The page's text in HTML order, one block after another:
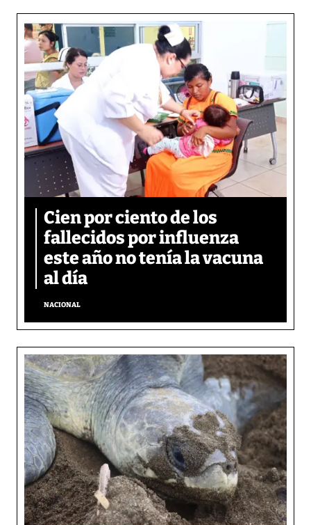
Cien por ciento de los
fallecidos por influenza
este año no tenía la vacuna
al día
NACIONAL